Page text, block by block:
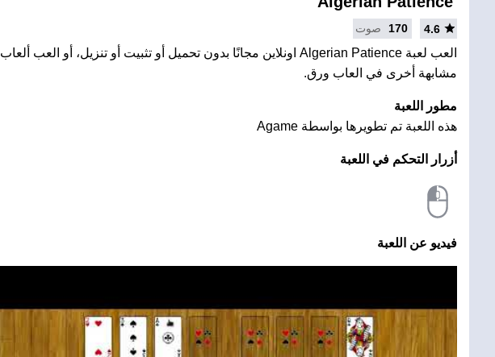
4.6
170 صوت
العب لعبة Algerian Patience اونلاين مجانًا بدون تحميل أو تثبيت أو تنزيل، أو العب ألعاب
مشابهة أخرى في العاب ورق.
مطور اللعبة
هذه اللعبة تم تطويرها بواسطة Agame
أزرار التحكم في اللعبة
فيديو عن اللعبة